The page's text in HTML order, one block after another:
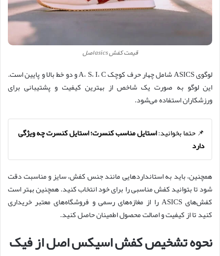
قیمت کفش asics اصل
لوگوی ASICS شامل چهار حرف کوچک A، S، I، C و دو خط بالا و پایین است.
این لوگو به صورت یک شاخص از بهترین کیفیت و پشتیبانی برای
ورزشکاران استفاده می‌شود.
📌 حتما بخوانید:استایل مناسب کنسرت؛ استایل کنسرت چه ویژگی
دارد
همچنین، باید به استانداردهایی مانند جنس کفش، سایز و مناسبت دقت
شود تا بتوانید کفش مناسبی را برای خود انتخاب کنید. همچنین بهتر است
کفش‌های ASICS را از مغازه‌های رسمی و فروشگاه‌های معتبر خریداری
کنید تا از کیفیت و اصالت محصول اطمینان حاصل کنید.
نحوه تشخیص کفش اسیکس اصل از فیک